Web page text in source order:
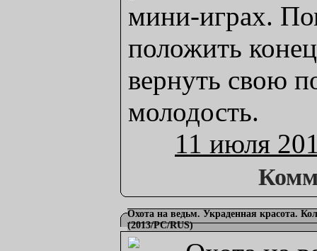
мини-играх.
положить
вернуть свою
молодость.
11 июля
Охота на ведьм. Украденная красота.
(2013/PC/RUS)